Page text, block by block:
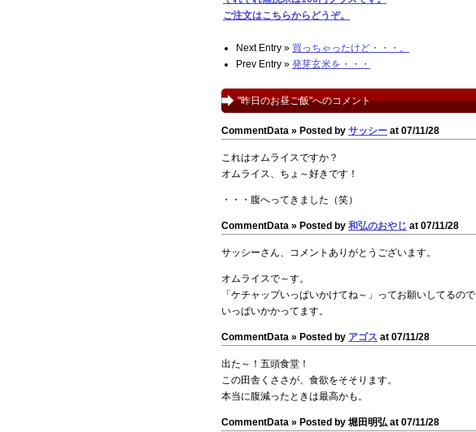
ご注文はこちらからどうぞ。
Next Entry » 買っちゃったけど・・・。
Prev Entry » 発芽玄米を・・・
"昨日のお昼ご飯"へのコメント
CommentData » Posted by サッシー at 07/11/28
これはオムライスですか？
オムライス、ちょ～好きです！
・・・腹へってきました（笑）
CommentData » Posted by 和弘のおやじ at 07/11/28
サッシーさん、コメントありがとうございます。
オムライスで～す。
「ケチャップいっぱいかけてね～」ってお願いしてるので
いっぱいかかってます。
CommentData » Posted by アゴス at 07/11/28
出た～！五頭食堂！
この田舎くささが、食欲をそそります。
本当に腹減ったときは最高かも。
CommentData » Posted by 堀田明弘 at 07/11/28